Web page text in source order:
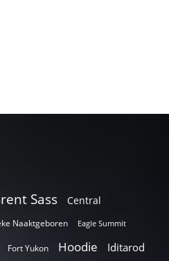
Sass Central
Naaktgeboren Eagle Summit
Fort Yukon Hoodie Iditarod